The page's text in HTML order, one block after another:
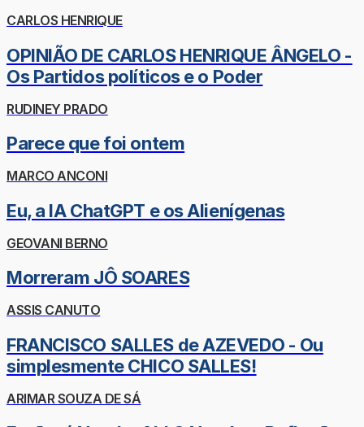
CARLOS HENRIQUE
OPINIÃO DE CARLOS HENRIQUE ÂNGELO -
Os Partidos políticos e o Poder
RUDINEY PRADO
Parece que foi ontem
MARCO ANCONI
Eu, a IA ChatGPT e os Alienígenas
GEOVANI BERNO
Morreram JÔ SOARES
ASSIS CANUTO
FRANCISCO SALLES de AZEVEDO - Ou
simplesmente CHICO SALLES!
ARIMAR SOUZA DE SÁ